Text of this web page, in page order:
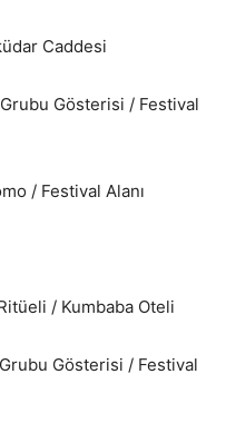
Caddesi
Gösterisi / Festival
Festival Alanı
/ Kumbaba Oteli
Gösterisi / Festival